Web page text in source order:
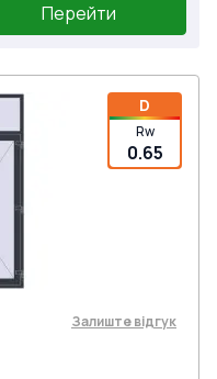
Перейти
D
Rw
0.65
Залиште відгук